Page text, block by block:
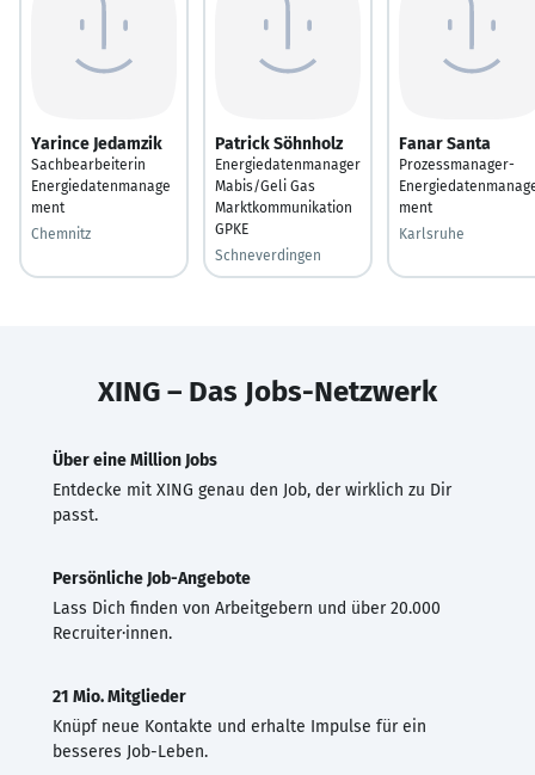
Yarince Jedamzik
Sachbearbeiterin
Energiedatenmanage
ment
Chemnitz
Patrick Söhnholz
Energiedatenmanager
Mabis/Geli Gas
Marktkommunikation
GPKE
Schneverdingen
Fanar Santa
Prozessmanager-
ment
Karlsruhe
XING – Das Jobs-Netzwerk
Über eine Million Jobs
Entdecke mit XING genau den Job, der wirklich zu Dir
passt.
Persönliche Job-Angebote
Lass Dich finden von Arbeitgebern und über 20.000
Recruiter·innen.
21 Mio. Mitglieder
Knüpf neue Kontakte und erhalte Impulse für ein
besseres Job-Leben.